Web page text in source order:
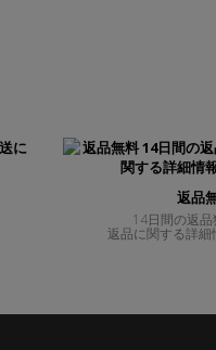
返品
14日間の返品
返品に関する詳細